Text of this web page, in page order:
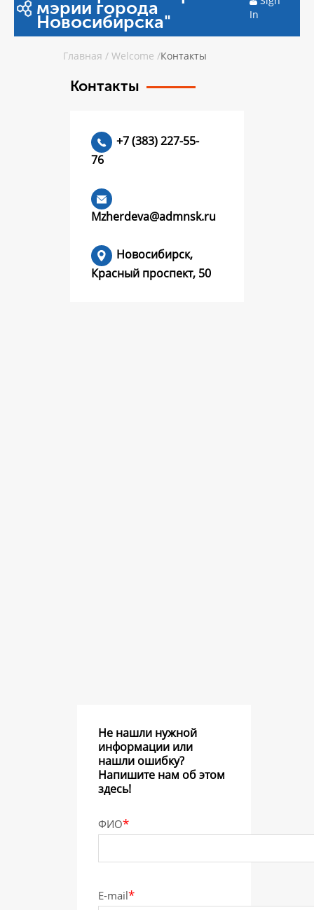
мэрии города
Новосибирска"
In
Главная / Welcome /Контакты
Контакты
+7 (383) 227-55-
76
Mzherdeva@admnsk.ru
Новосибирск,
Красный проспект, 50
Не нашли нужной
информации или
нашли ошибку?
Напишите нам об этом
здесь!
ФИО*
E-mail*